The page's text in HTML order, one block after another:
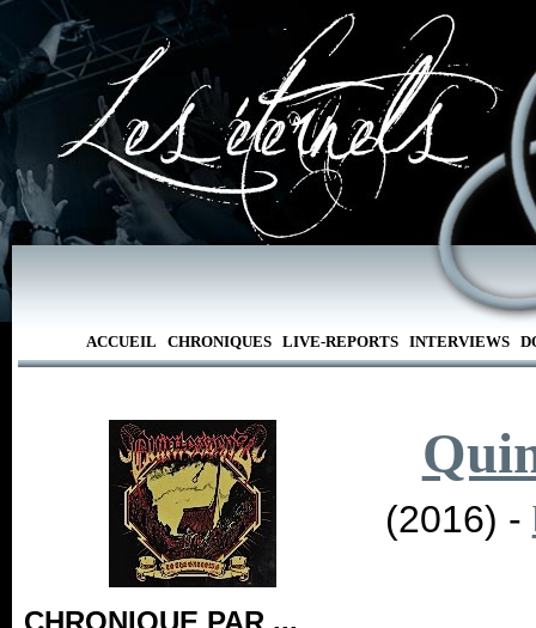
ACCUEIL CHRONIQUES LIVE-REPORTS INTERVIEWS
CHRONIQUE PAR ...
(2016) -